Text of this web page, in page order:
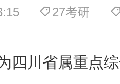
27考研
四川省属重点